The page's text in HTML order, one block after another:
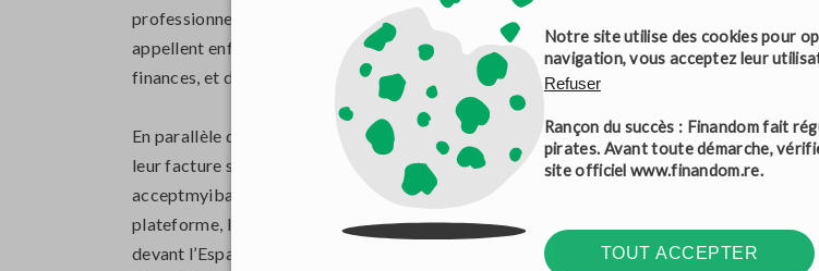
professionnelles. De plus, la DGCCRF aura la charge de veiller à la bonne application de
appellent enfin toute personne victime de discrimination à l'IBAN à se signaler via le site
finances, et de la relance.
En parallèle de ce rappel important à la loi, d’autres acteurs avaient déjà essayé de
leur facture sans discrimination à l’IBAN. C’est notamment le cas de Wise, une
acceptmyiban.org » afin de faciliterla transmission des plaintes
de ses clients à la
plateforme, le constat est sans appel : la France reste le cancre en Europe puisqu'elle
devant l’Espagne (17%). Les plaintes les plus fréquentes portent sur les opérateurs
Notre site utilise des cookies pour
navigation, vous acceptez leur
Refuser
Rançon du succès : Finandom fait
pirates. Avant toute démarche,
site officielwww.finandom.re.
TOUT ACCEPTER